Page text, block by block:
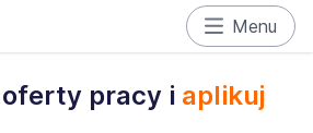
Menu
pracy i aplikuj